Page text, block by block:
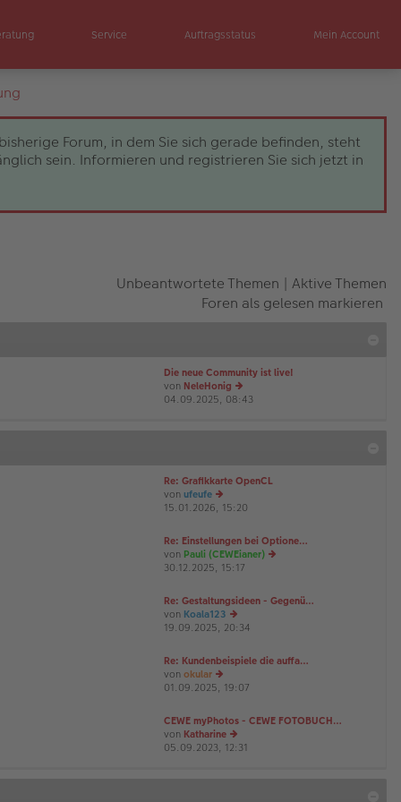
Service Auftragsstatus Mein Account
Forum, in dem Sie sich gerade befinden, steht
sein. Informieren und registrieren Sie sich jetzt in
Unbeantwortete Themen | Aktive Themen
Foren als gelesen markieren
Die neue Community ist live!
von NeleHonig
e
ei
a
04.09.2025, 08:43
Re: Grafikkarte OpenCL
von ufeufe
e
es
te
B
tr
a
g
15.01.2026, 15:20
Re: Einstellungen bei Optione…
von Pauli (CEWEianer)
es
tr
30.12.2025, 15:17
Re: Gestaltungsideen - Gegenü…
von Koala123
e
es
te
r
tr
a
g
19.09.2025, 20:34
Re: Kundenbeispiele die auffa…
von okular
e
es
te
r
B
01.09.2025, 19:07
CEWE myPhotos - CEWE FOTOBUCH…
von Katharine
e
05.09.2023, 12:31